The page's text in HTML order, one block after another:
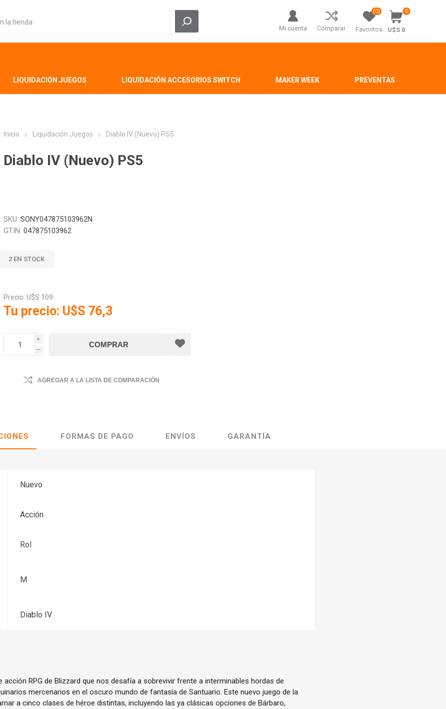
Mi cuenta Comparar Favoritos
(0) 0
U$S 0
LIQUIDACIÓN JUEGOS LIQUIDACIÓN ACCESORIOS SWITCH MAKER WEEK PREVENTAS
Inicio Liquidación Juegos Diablo IV (Nuevo) PS5
Diablo IV (Nuevo) PS5
SKU: SONY047875103962N
GTIN: 047875103962
2 EN STOCK
Precio: U$S 109
Tu precio: U$S 76,3
i
h
AGREGAR A LA LISTA DE COMPARACIÓN
FORMAS DE PAGO ENVÍOS GARANTÍA
Nuevo
Acción
Rol
M
Diablo IV
acción RPG de Blizzard que nos desafía a sobrevivir frente a interminables hordas de
mercenarios en el oscuro mundo de fantasía de Santuario. Este nuevo juego de la
a cinco clases de héroe distintas, incluyendo las ya clásicas opciones de Bárbaro,